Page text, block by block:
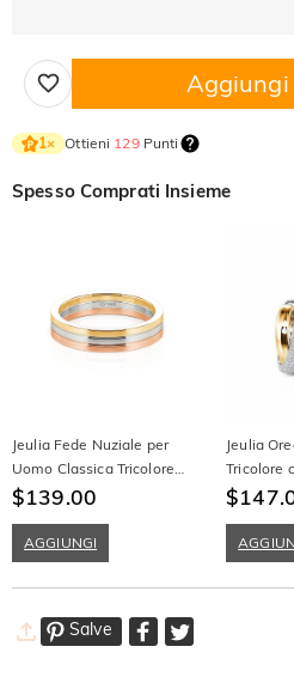
Aggiungi
1× Ottieni 129Punti
Spesso Comprati Insieme
Jeulia Fede Nuziale per
Uomo Classica Tricolore
Liscia
$139.00
AGGIUNGI
Jeulia
Tricolore
Preziose
Salve